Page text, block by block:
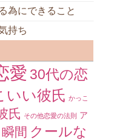
為にできること
持ち
愛 30代の恋
いい彼氏 かっこ
氏 その他恋愛の法則 ア
間 クールな